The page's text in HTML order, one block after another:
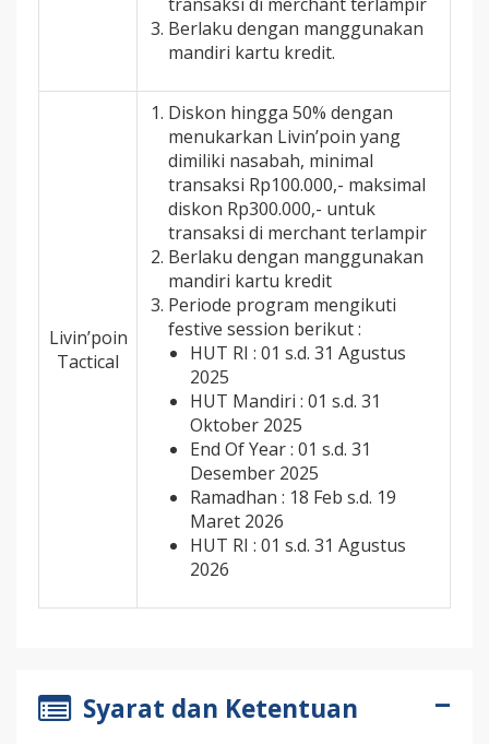
Berlaku dengan manggunakan
mandiri kartu kredit.
Livin’poin
Tactical
Diskon hingga 50% dengan
menukarkan Livin’poin yang
dimiliki nasabah, minimal
transaksi Rp100.000,- maksimal
diskon Rp300.000,- untuk
transaksi di merchant terlampir
Berlaku dengan manggunakan
mandiri kartu kredit
Periode program mengikuti
festive session berikut :
HUT RI : 01 s.d. 31 Agustus
2025
HUT Mandiri : 01 s.d. 31
Oktober 2025
End Of Year : 01 s.d. 31
Desember 2025
Ramadhan : 18 Feb s.d. 19
Maret 2026
HUT RI : 01 s.d. 31 Agustus
2026
Syarat dan Ketentuan